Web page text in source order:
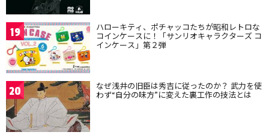
19 ハローキティ、ポチャッコたちが昭和レトロな
コインケースに！「サンリオキャラクターズ コ
インケース」第２弾
20 なぜ浅井の旧臣は秀吉に従ったのか？ 武力を使
わず“自分の味方”に変えた裏工作の技法とは